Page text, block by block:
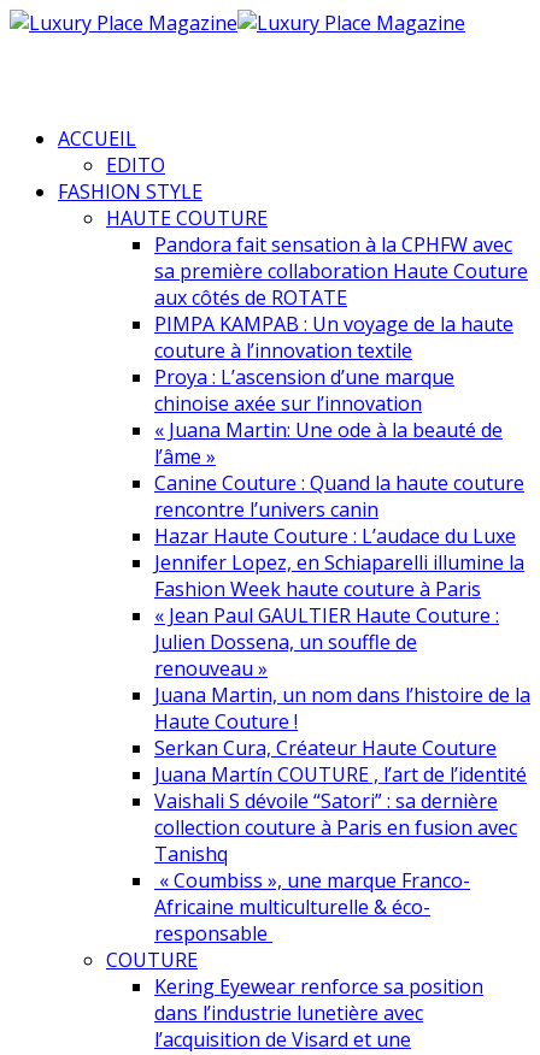
ACCUEIL
EDITO
FASHION STYLE
HAUTE COUTURE
Pandora fait sensation à la CPHFW avec
sa première collaboration Haute Couture
aux côtés de ROTATE
PIMPA KAMPAB : Un voyage de la haute
couture à l’innovation textile
Proya : L’ascension d’une marque
chinoise axée sur l’innovation
« Juana Martin: Une ode à la beauté de
l’âme »
Canine Couture : Quand la haute couture
rencontre l’univers canin
Hazar Haute Couture : L’audace du Luxe
Jennifer Lopez, en Schiaparelli illumine la
Fashion Week haute couture à Paris
« Jean Paul GAULTIER Haute Couture :
Julien Dossena, un souffle de
renouveau »
Juana Martin, un nom dans l’histoire de la
Haute Couture !
Serkan Cura, Créateur Haute Couture
Juana Martín COUTURE , l’art de l’identité
Vaishali S dévoile “Satori” : sa dernière
collection couture à Paris en fusion avec
Tanishq
« Coumbiss », une marque Franco-
Africaine multiculturelle & éco-
responsable
COUTURE
Kering Eyewear renforce sa position
dans l’industrie lunetière avec
l’acquisition de Visard et une